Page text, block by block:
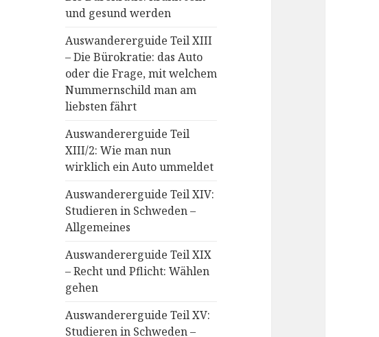
und gesund werden
Auswandererguide Teil XIII
– Die Bürokratie: das Auto
oder die Frage, mit welchem
Nummernschild man am
liebsten fährt
Auswandererguide Teil
XIII/2: Wie man nun
wirklich ein Auto ummeldet
Auswandererguide Teil XIV:
Studieren in Schweden –
Allgemeines
Auswandererguide Teil XIX
– Recht und Pflicht: Wählen
gehen
Auswandererguide Teil XV:
Studieren in Schweden –